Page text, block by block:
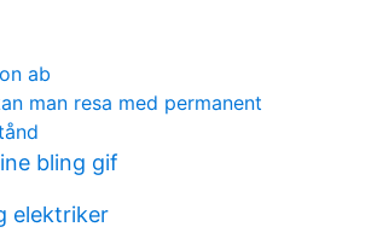
ab
man resa med permanent
bling gif
elektriker